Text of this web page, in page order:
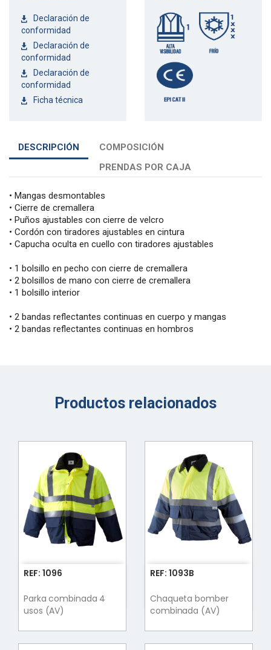
Declaración de
conformidad
Declaración de
conformidad
Declaración de
conformidad
Ficha técnica
DESCRIPCIÓN
COMPOSICIÓN
PRENDAS POR CAJA
• Mangas desmontables
• Cierre de cremallera
• Puños ajustables con cierre de velcro
• Cordón con tiradores ajustables en cintura
• Capucha oculta en cuello con tiradores ajustables
• 1 bolsillo en pecho con cierre de cremallera
• 2 bolsillos de mano con cierre de cremallera
• 1 bolsillo interior
• 2 bandas reflectantes continuas en cuerpo y mangas
• 2 bandas reflectantes continuas en hombros
Productos relacionados
REF: 1096
Parka combinada 4
usos (AV)
REF: 1093B
Chaqueta bomber
combinada (AV)